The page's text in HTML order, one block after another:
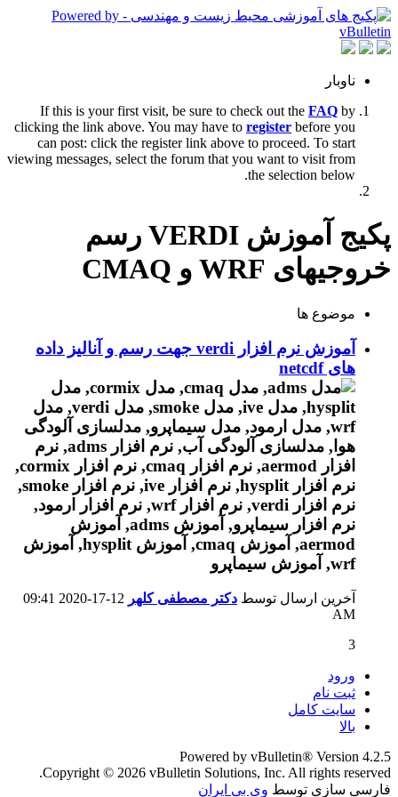
ناوبار
If this is your first visit, be sure to check out the FAQ by
clicking the link above. You may have to register before you
can post: click the register link above to proceed. To start
viewing messages, select the forum that you want to visit from
the selection below.
پکیج آموزش VERDI رسم
خروجیهای WRF و CMAQ
موضوع ها
آموزش نرم افزار verdi جهت رسم و آنالیز داده
های netcdf
آخرین ارسال توسط دکتر مصطفی کلهر
09:41
AM
3
ورود
ثبت نام
سایت کامل
بالا
Powered by vBulletin® Version 4.2.5
Copyright © 2026 vBulletin Solutions, Inc. All rights reserved.
فارسی سازی توسط وی بی ایران